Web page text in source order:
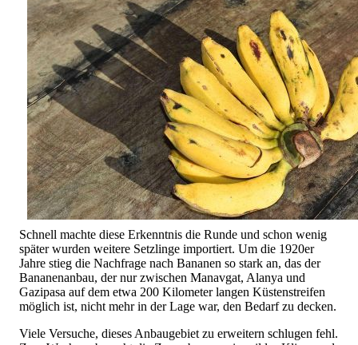
Schnell machte diese Erkenntnis die Runde und schon wenig
später wurden weitere Setzlinge importiert. Um die 1920er
Jahre stieg die Nachfrage nach Bananen so stark an, das der
Bananenanbau, der nur zwischen Manavgat, Alanya und
Gazipasa auf dem etwa 200 Kilometer langen Küstenstreifen
möglich ist, nicht mehr in der Lage war, den Bedarf zu decken.
Viele Versuche, dieses Anbaugebiet zu erweitern schlugen fehl.